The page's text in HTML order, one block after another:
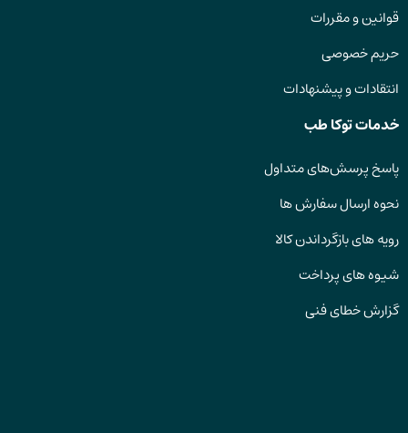
قوانین و مقررات
حریم خصوصی
انتقادات و پیشنهادات
خدمات توکا طب
پاسخ پرسش‌های متداول
نحوه ارسال سفارش ها
رویه های بازگرداندن کالا
شیوه های پرداخت
گزارش خطای فنی